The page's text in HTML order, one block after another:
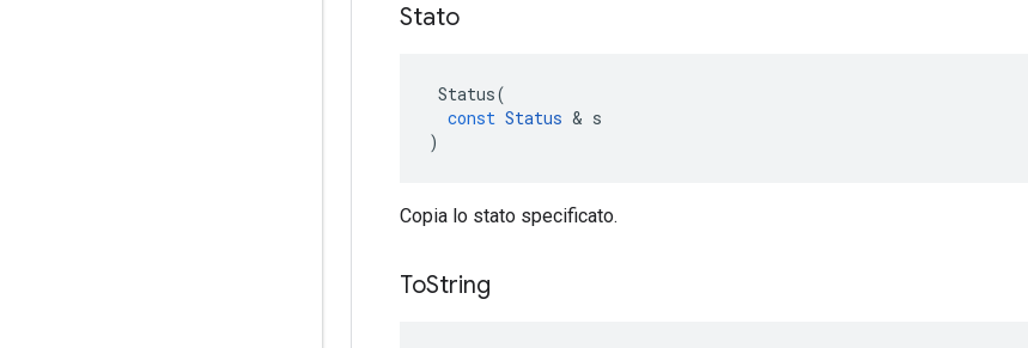
Stato
Status(
const Status & s
)
Copia lo stato specificato.
ToString